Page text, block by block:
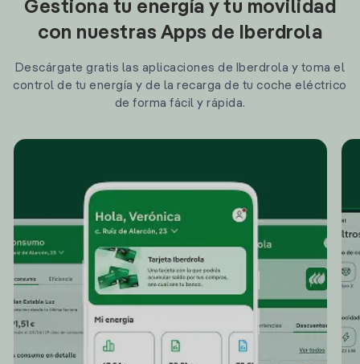
Gestiona tu energía y tu movilidad
con nuestras Apps de Iberdrola
Descárgate gratis las aplicaciones de Iberdrola y toma el
control de tu energía y de la recarga de tu coche eléctrico
de forma fácil y rápida.